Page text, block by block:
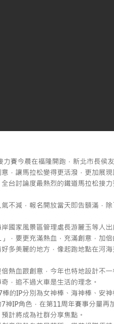
賽今晨在福隆開跑，新北市長侯
，讓馬拉松變得更活潑，更加展現
台討論度最熱烈的鐵道馬拉松接
不減，報名開放當天即告額滿，
國家風景區管理處長游麗玉等人
，要更充滿熱血，充滿創意，加
多美麗的地方，像起跑地點在河
熱血跟創意，今年也特地設計不
，追不過火車是生活的理念。
的IP分別為女神棒、海神棒、安
神IP角色，在第11周年賽事分量
計將成為社群分享焦點。